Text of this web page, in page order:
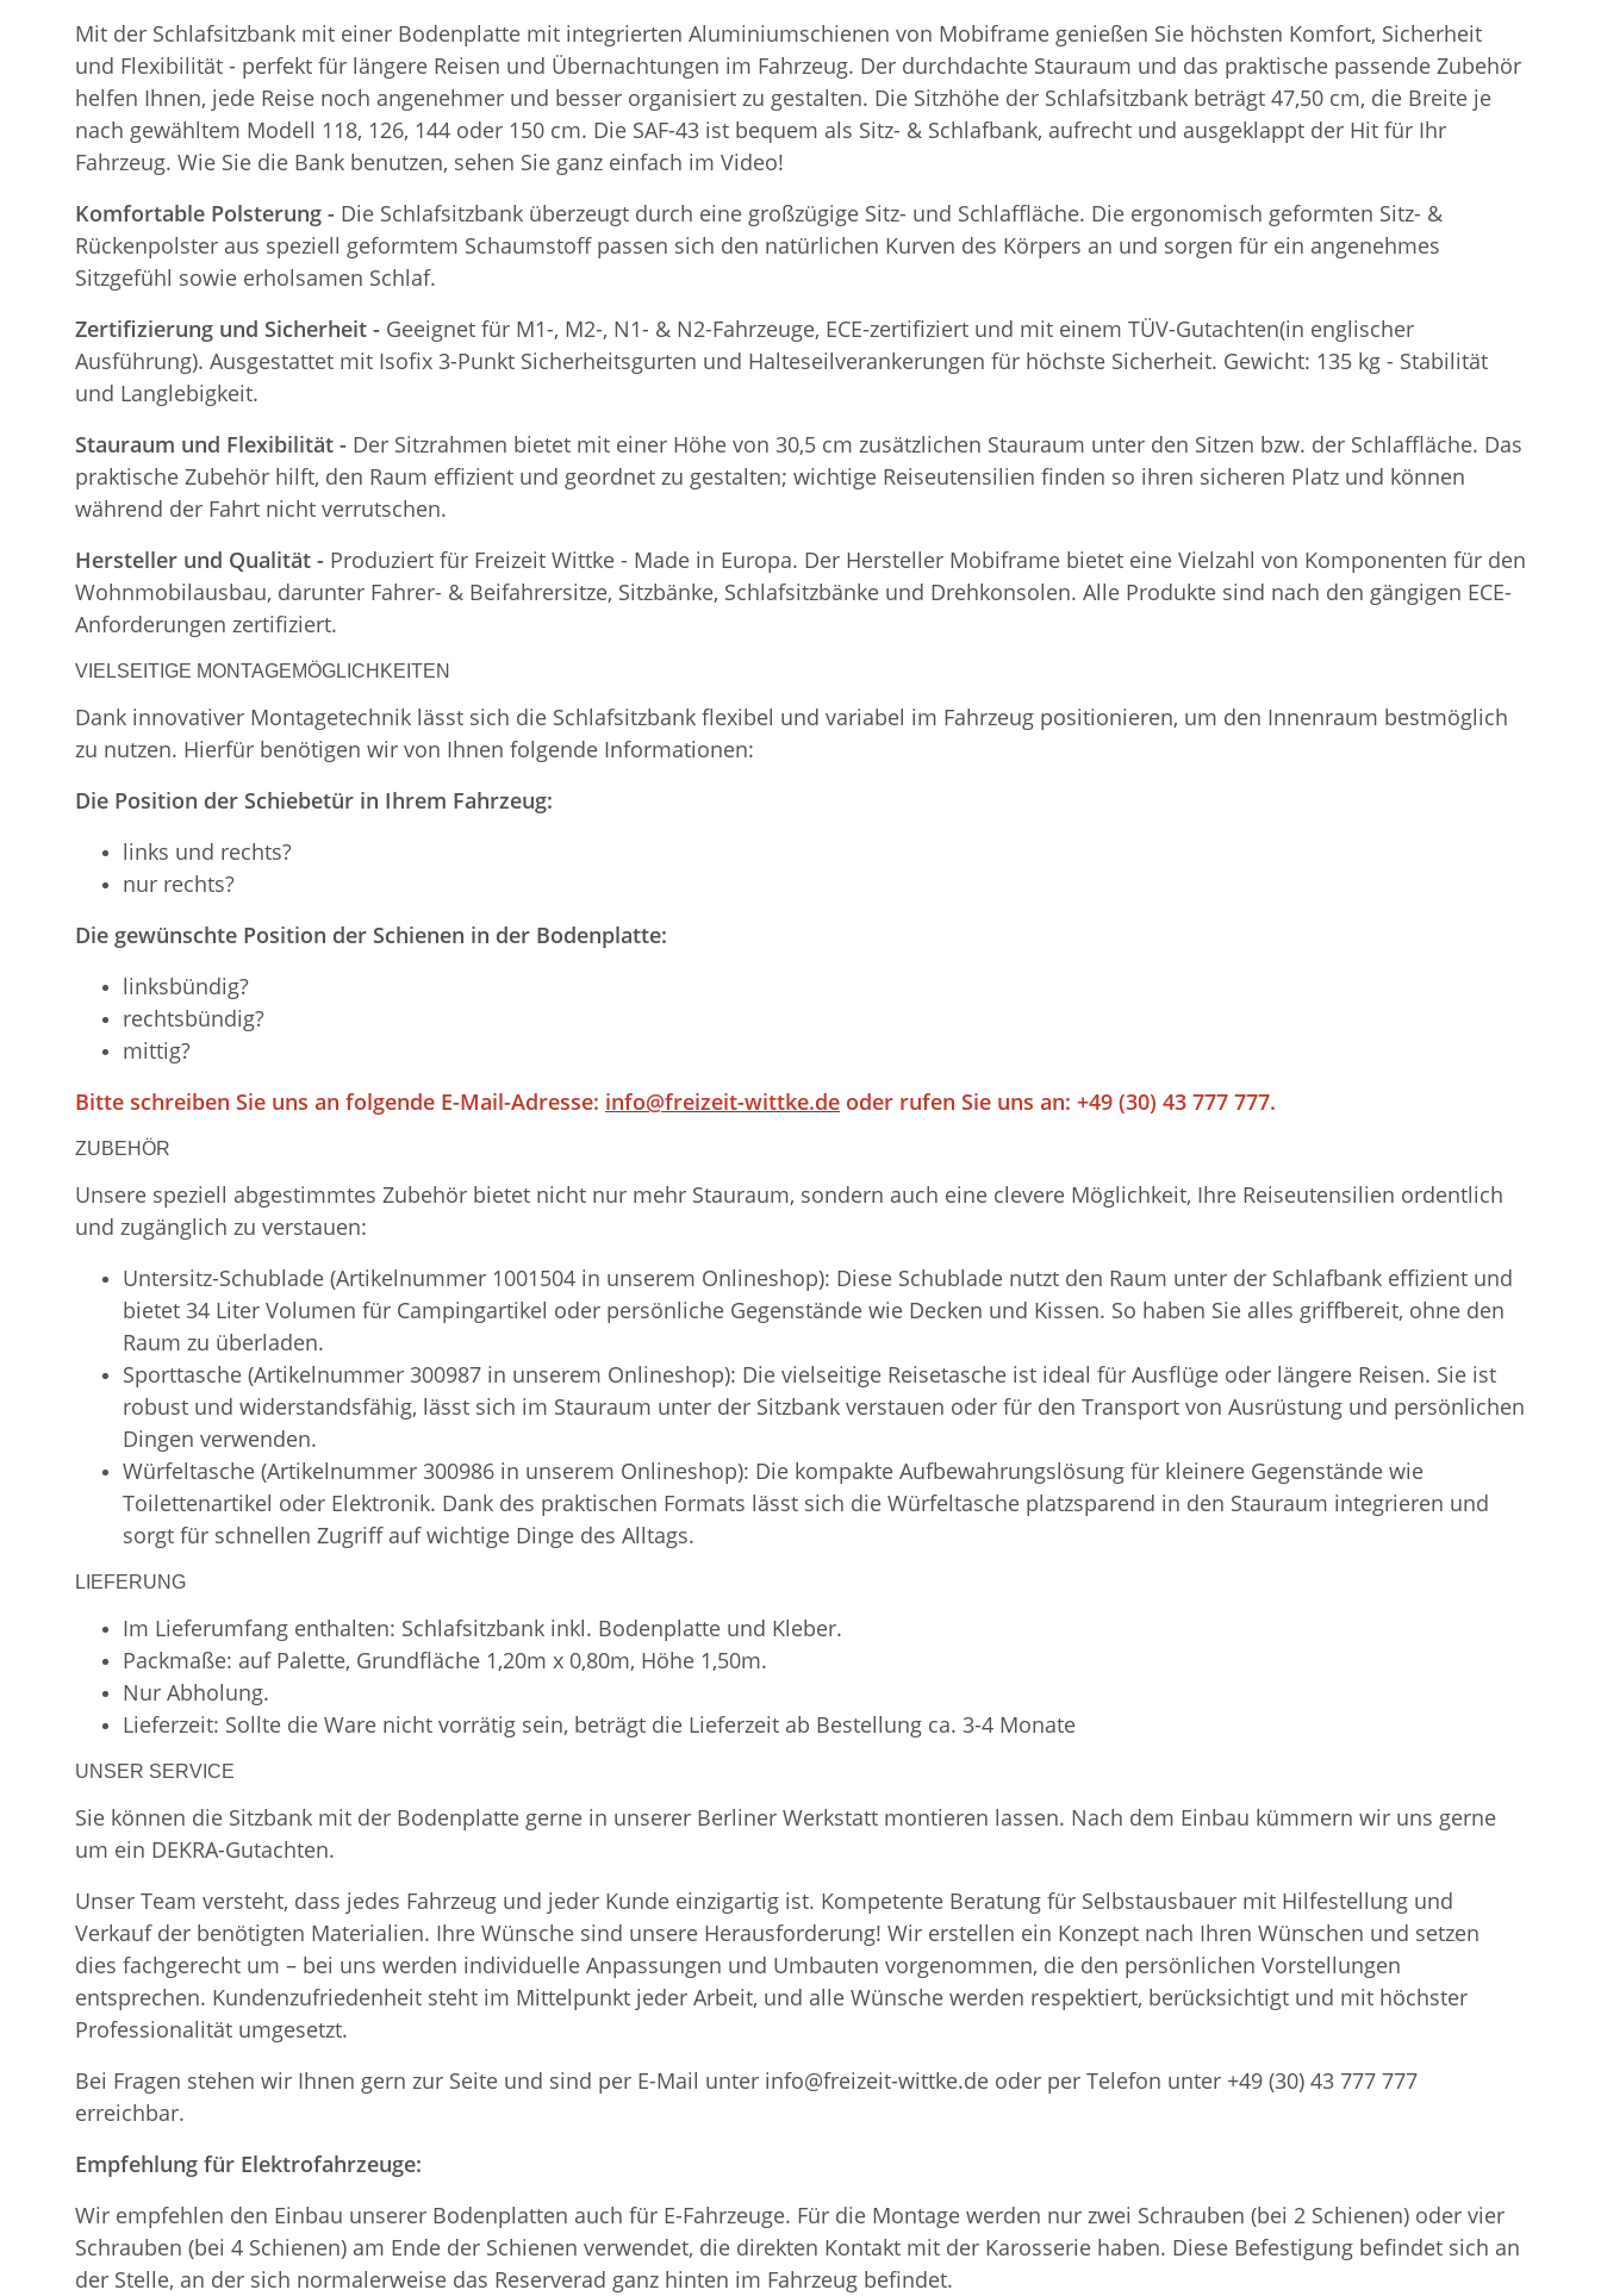
Mit der Schlafsitzbank mit einer Bodenplatte mit integrierten Aluminiumschienen von Mobiframe genießen Sie höchsten Komfort, Sicherheit
und Flexibilität - perfekt für längere Reisen und Übernachtungen im Fahrzeug. Der durchdachte Stauraum und das praktische passende Zubehör
helfen Ihnen, jede Reise noch angenehmer und besser organisiert zu gestalten. Die Sitzhöhe der Schlafsitzbank beträgt 47,50 cm, die Breite je
nach gewähltem Modell 118, 126, 144 oder 150 cm. Die SAF-43 ist bequem als Sitz- & Schlafbank, aufrecht und ausgeklappt der Hit für Ihr
Fahrzeug. Wie Sie die Bank benutzen, sehen Sie ganz einfach im Video!
Komfortable Polsterung - Die Schlafsitzbank überzeugt durch eine großzügige Sitz- und Schlaffläche. Die ergonomisch geformten Sitz- &
Rückenpolster aus speziell geformtem Schaumstoff passen sich den natürlichen Kurven des Körpers an und sorgen für ein angenehmes
Sitzgefühl sowie erholsamen Schlaf.
Zertifizierung und Sicherheit - Geeignet für M1-, M2-, N1- & N2-Fahrzeuge, ECE-zertifiziert und mit einem TÜV-Gutachten(in englischer
Ausführung). Ausgestattet mit Isofix 3-Punkt Sicherheitsgurten und Halteseilverankerungen für höchste Sicherheit. Gewicht: 135 kg - Stabilität
und Langlebigkeit.
Stauraum und Flexibilität - Der Sitzrahmen bietet mit einer Höhe von 30,5 cm zusätzlichen Stauraum unter den Sitzen bzw. der Schlaffläche. Das
praktische Zubehör hilft, den Raum effizient und geordnet zu gestalten; wichtige Reiseutensilien finden so ihren sicheren Platz und können
während der Fahrt nicht verrutschen.
Hersteller und Qualität - Produziert für Freizeit Wittke - Made in Europa. Der Hersteller Mobiframe bietet eine Vielzahl von Komponenten für den
Wohnmobilausbau, darunter Fahrer- & Beifahrersitze, Sitzbänke, Schlafsitzbänke und Drehkonsolen. Alle Produkte sind nach den gängigen ECE-
Anforderungen zertifiziert.
VIELSEITIGE MONTAGEMÖGLICHKEITEN
Dank innovativer Montagetechnik lässt sich die Schlafsitzbank flexibel und variabel im Fahrzeug positionieren, um den Innenraum bestmöglich
zu nutzen. Hierfür benötigen wir von Ihnen folgende Informationen:
Die Position der Schiebetür in Ihrem Fahrzeug:
links und rechts?
nur rechts?
Die gewünschte Position der Schienen in der Bodenplatte:
linksbündig?
rechtsbündig?
mittig?
Bitte schreiben Sie uns an folgende E-Mail-Adresse: info@freizeit-wittke.de oder rufen Sie uns an: +49 (30) 43 777 777.
ZUBEHÖR
Unsere speziell abgestimmtes Zubehör bietet nicht nur mehr Stauraum, sondern auch eine clevere Möglichkeit, Ihre Reiseutensilien ordentlich
und zugänglich zu verstauen:
Untersitz-Schublade (Artikelnummer 1001504 in unserem Onlineshop): Diese Schublade nutzt den Raum unter der Schlafbank effizient und
bietet 34 Liter Volumen für Campingartikel oder persönliche Gegenstände wie Decken und Kissen. So haben Sie alles griffbereit, ohne den
Raum zu überladen.
Sporttasche (Artikelnummer 300987 in unserem Onlineshop): Die vielseitige Reisetasche ist ideal für Ausflüge oder längere Reisen. Sie ist
robust und widerstandsfähig, lässt sich im Stauraum unter der Sitzbank verstauen oder für den Transport von Ausrüstung und persönlichen
Dingen verwenden.
Würfeltasche (Artikelnummer 300986 in unserem Onlineshop): Die kompakte Aufbewahrungslösung für kleinere Gegenstände wie
Toilettenartikel oder Elektronik. Dank des praktischen Formats lässt sich die Würfeltasche platzsparend in den Stauraum integrieren und
sorgt für schnellen Zugriff auf wichtige Dinge des Alltags.
LIEFERUNG
Im Lieferumfang enthalten: Schlafsitzbank inkl. Bodenplatte und Kleber.
Packmaße: auf Palette, Grundfläche 1,20m x 0,80m, Höhe 1,50m.
Nur Abholung.
Lieferzeit: Sollte die Ware nicht vorrätig sein, beträgt die Lieferzeit ab Bestellung ca. 3-4 Monate
UNSER SERVICE
Sie können die Sitzbank mit der Bodenplatte gerne in unserer Berliner Werkstatt montieren lassen. Nach dem Einbau kümmern wir uns gerne
um ein DEKRA-Gutachten.
Unser Team versteht, dass jedes Fahrzeug und jeder Kunde einzigartig ist. Kompetente Beratung für Selbstausbauer mit Hilfestellung und
Verkauf der benötigten Materialien. Ihre Wünsche sind unsere Herausforderung! Wir erstellen ein Konzept nach Ihren Wünschen und setzen
dies fachgerecht um – bei uns werden individuelle Anpassungen und Umbauten vorgenommen, die den persönlichen Vorstellungen
entsprechen. Kundenzufriedenheit steht im Mittelpunkt jeder Arbeit, und alle Wünsche werden respektiert, berücksichtigt und mit höchster
Professionalität umgesetzt.
Bei Fragen stehen wir Ihnen gern zur Seite und sind per E-Mail unter info@freizeit-wittke.de oder per Telefon unter +49 (30) 43 777 777
erreichbar.
Empfehlung für Elektrofahrzeuge:
Wir empfehlen den Einbau unserer Bodenplatten auch für E-Fahrzeuge. Für die Montage werden nur zwei Schrauben (bei 2 Schienen) oder vier
Schrauben (bei 4 Schienen) am Ende der Schienen verwendet, die direkten Kontakt mit der Karosserie haben. Diese Befestigung befindet sich an
der Stelle, an der sich normalerweise das Reserverad ganz hinten im Fahrzeug befindet.